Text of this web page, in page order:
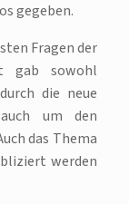
gegeben.
Fragen der
gab sowohl
die neue
um den
das Thema
werden